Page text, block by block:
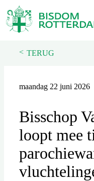
< TERUG
maandag 22 juni 2026
Bisschop
loopt mee